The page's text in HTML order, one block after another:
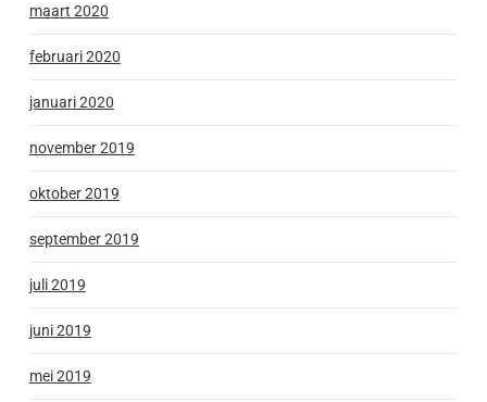
maart 2020
februari 2020
januari 2020
november 2019
oktober 2019
september 2019
juli 2019
juni 2019
mei 2019